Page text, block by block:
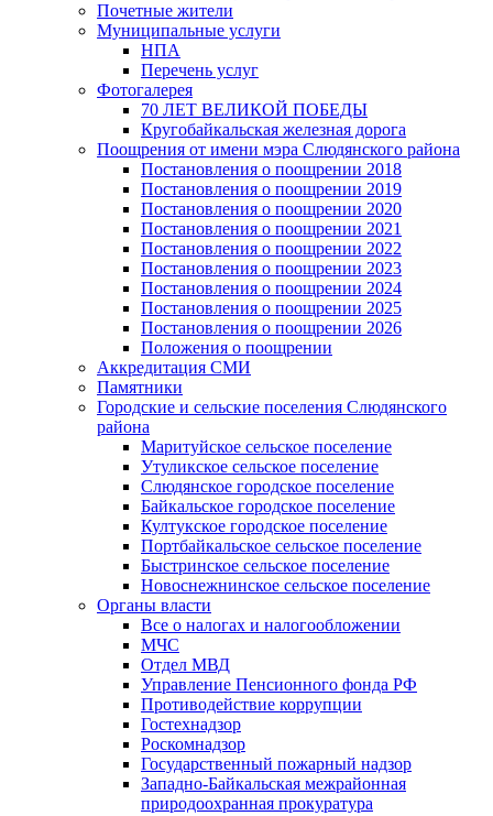
Почетные жители
Муниципальные услуги
НПА
Перечень услуг
Фотогалерея
70 ЛЕТ ВЕЛИКОЙ ПОБЕДЫ
Кругобайкальская железная дорога
Поощрения от имени мэра Слюдянского района
Постановления о поощрении 2018
Постановления о поощрении 2019
Постановления о поощрении 2020
Постановления о поощрении 2021
Постановления о поощрении 2022
Постановления о поощрении 2023
Постановления о поощрении 2024
Постановления о поощрении 2025
Постановления о поощрении 2026
Положения о поощрении
Аккредитация СМИ
Памятники
Городские и сельские поселения Слюдянского
района
Маритуйское сельское поселение
Утуликское сельское поселение
Слюдянское городское поселение
Байкальское городское поселение
Култукское городское поселение
Портбайкальское сельское поселение
Быстринское сельское поселение
Новоснежнинское сельское поселение
Органы власти
Все о налогах и налогообложении
МЧС
Отдел МВД
Управление Пенсионного фонда РФ
Противодействие коррупции
Гостехнадзор
Роскомнадзор
Государственный пожарный надзор
Западно-Байкальская межрайонная
природоохранная прокуратура